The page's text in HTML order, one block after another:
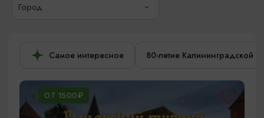
Город
Самое интересное 80-летие Калининградской
ОТ 1500₽